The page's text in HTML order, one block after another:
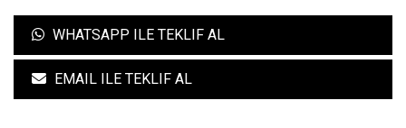
WHATSAPP ILE TEKLIF AL
EMAIL ILE TEKLIF AL